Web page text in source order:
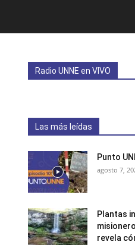
Radio UNNE en VIVO
Las más leídas
Punto
agosto 7,
Plantas
revela